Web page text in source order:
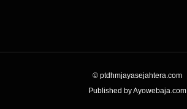
© ptdhmjayasejahtera.com
Published by Ayowebaja.com